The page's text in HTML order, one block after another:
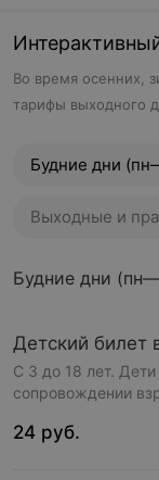
Во время осенних,
тарифы выходного
Будние дни
Выходные и
Будние дни
Детский билет
С 3 до 18 лет.
сопровождении
24 руб.